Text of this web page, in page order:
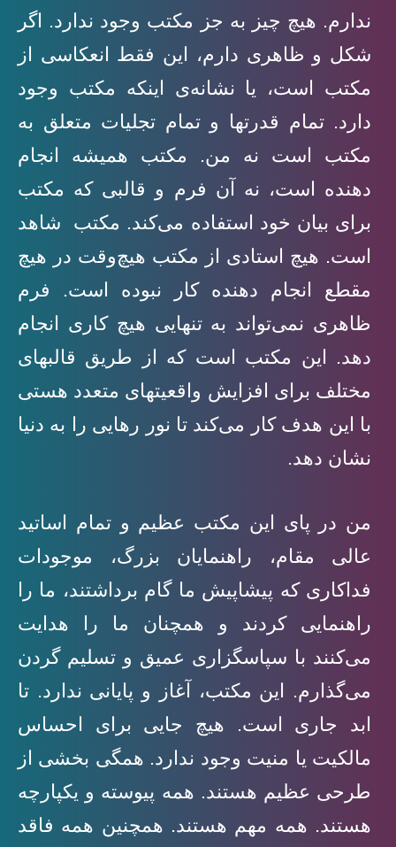
ندارم. هیچ چیز به جز مکتب وجود ندارد. اگر
شکل و ظاهری دارم، این فقط انعکاسی از
مکتب است، یا نشانه‌ی اینکه مکتب وجود
دارد. تمام قدرتها و تمام تجلیات متعلق به
مکتب است نه من. مکتب همیشه انجام
دهنده است، نه آن فرم و قالبی که مکتب
برای بیان خود استفاده می‌کند. مکتب شاهد
است. هیچ استادی از مکتب هیچ‌وقت در هیچ
مقطع انجام دهنده کار نبوده است. فرم
ظاهری نمی‌تواند به تنهایی هیچ کاری انجام
دهد. این مکتب است که از طریق قالبهای
مختلف برای افزایش واقعیتهای متعدد هستی
با این هدف کار می‌کند تا نور رهایی را به دنیا
نشان دهد.
من در پای این مکتب عظیم و تمام اساتید
عالی مقام، راهنمایان بزرگ، موجودات
فداکاری که پیشاپیش ما گام برداشتند، ما را
راهنمایی کردند و همچنان ما را هدایت
می‌کنند با سپاسگزاری عمیق و تسلیم گردن
می‌گذارم. این مکتب، آغاز و پایانی ندارد. تا
ابد جاری است. هیچ جایی برای احساس
مالکیت یا منیت وجود ندارد. همگی بخشی از
طرحی عظیم هستند. همه پیوسته و یکپارچه
هستند. همه مهم هستند. همچنین همه فاقد